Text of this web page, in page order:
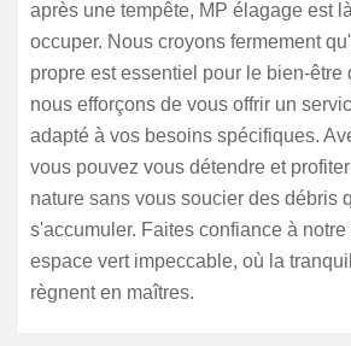
après une tempête, MP élagage est
occuper. Nous croyons fermement
propre est essentiel pour le bien-être
nous efforçons de vous offrir un
adapté à vos besoins spécifiques.
vous pouvez vous détendre et
nature sans vous soucier des débris
s'accumuler. Faites confiance à
espace vert impeccable, où la
règnent en maîtres.